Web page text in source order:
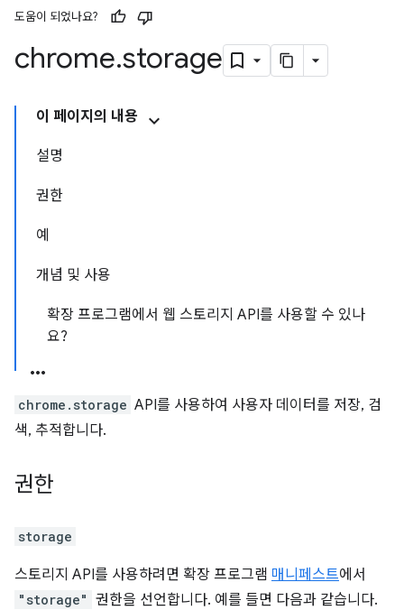
도움이 되었나요?
chrome.storage
이 페이지의 내용
설명
권한
예
개념 및 사용
확장 프로그램에서 웹 스토리지 API를 사용할 수 있나
요?
chrome.storage API를 사용하여 사용자 데이터를 저장, 검
색, 추적합니다.
권한
storage
스토리지 API를 사용하려면 확장 프로그램 매니페스트에서
"storage" 권한을 선언합니다. 예를 들면 다음과 같습니다.